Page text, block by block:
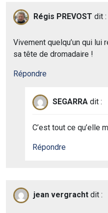
Régis PREVOST dit :
Vivement quelqu’un qui lui
sa tête de dromadaire !
Répondre
SEGARRA dit :
C’est tout ce qu’elle
Répondre
jean vergracht dit :